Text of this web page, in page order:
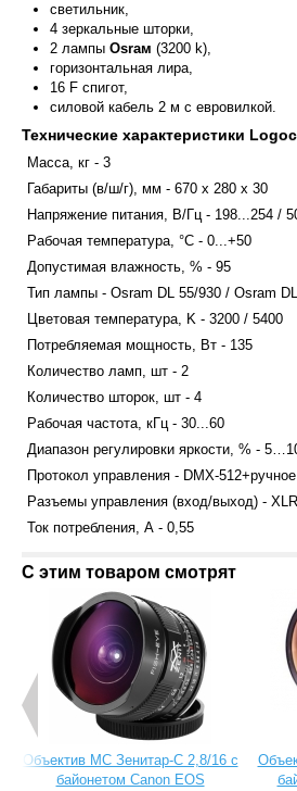
светильник,
4 зеркальные шторки,
2 лампы Osraм (3200 k),
горизонтальная лира,
16 F спигот,
силовой кабель 2 м с евровилкой.
Технические характеристики
Масса, кг - 3
Габариты (в/ш/г), мм - 670 x 280 x 30
Напряжение питания, В/Гц - 198...254 /
Рабочая температура, °С - 0...+50
Допустимая влажность, % - 95
Тип лампы - Osram DL 55/930 / Osram
Цветовая температура, K - 3200 / 5400
Потребляемая мощность, Вт - 135
Количество ламп, шт - 2
Количество шторок, шт - 4
Рабочая частота, кГц - 30...60
Диапазон регулировки яркости, % -
Протокол управления - DMX-
Разъемы управления (вход/выход) -
Ток потребления, А - 0,55
С этим товаром смотрят
Объектив МС Зенитар-C 2,8/16 с
байонетом Canon EOS